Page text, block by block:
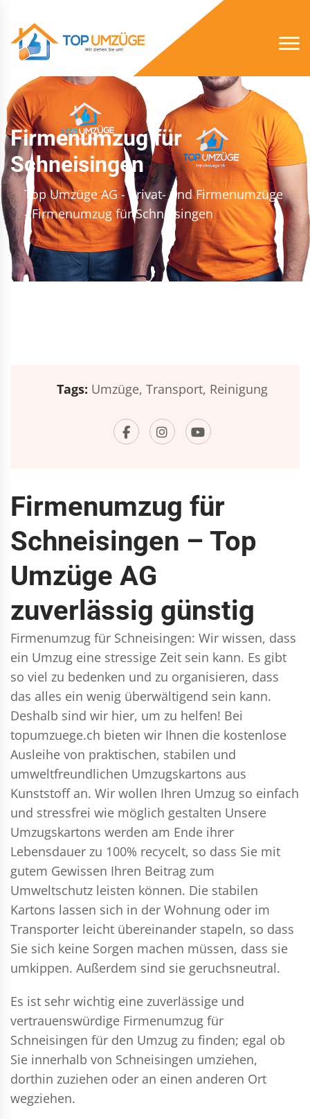
Firmenumzug für
Schneisingen
Top Umzüge AG - Privat- und Firmenumzüge
- Firmenumzug für Schneisingen
Tags: Umzüge, Transport, Reinigung
Firmenumzug für
Schneisingen – Top
Umzüge AG
zuverlässig günstig
Firmenumzug für Schneisingen: Wir wissen, dass
ein Umzug eine stressige Zeit sein kann. Es gibt
so viel zu bedenken und zu organisieren, dass
das alles ein wenig überwältigend sein kann.
Deshalb sind wir hier, um zu helfen! Bei
topumzuege.ch bieten wir Ihnen die kostenlose
Ausleihe von praktischen, stabilen und
umweltfreundlichen Umzugskartons aus
Kunststoff an. Wir wollen Ihren Umzug so einfach
und stressfrei wie möglich gestalten Unsere
Umzugskartons werden am Ende ihrer
Lebensdauer zu 100% recycelt, so dass Sie mit
gutem Gewissen Ihren Beitrag zum
Umweltschutz leisten können. Die stabilen
Kartons lassen sich in der Wohnung oder im
Transporter leicht übereinander stapeln, so dass
Sie sich keine Sorgen machen müssen, dass sie
umkippen. Außerdem sind sie geruchsneutral.
Es ist sehr wichtig eine zuverlässige und
vertrauenswürdige Firmenumzug für
Schneisingen für den Umzug zu finden; egal ob
Sie innerhalb von Schneisingen umziehen,
dorthin zuziehen oder an einen anderen Ort
wegziehen.